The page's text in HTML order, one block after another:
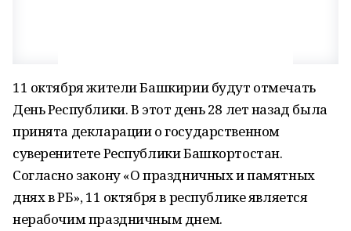
11 октября жители Башкирии будут отмечать
День Республики. В этот день 28 лет назад была
принята декларации о государственном
суверенитете Республики Башкортостан.
Согласно закону «О праздничных и памятных
днях в РБ», 11 октября в республике является
нерабочим праздничным днем.